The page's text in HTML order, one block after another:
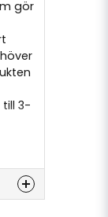
gör
3-